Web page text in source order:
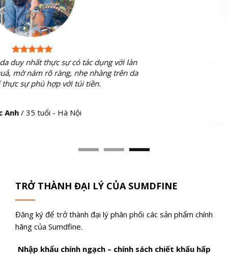
Kem trị nám Sumdfine thực sự là vị cứu tinh của tôi cho làn
da của tôi. Tôi bắt đầu thấy hiệu quả sau 2 tháng sử dụng.
Mọi người nói làn da của tôi sáng lên. Nám tàn nhang cũng
TRỞ THÀNH ĐẠI LÝ CỦA SUMDFINE
Đăng ký để trở thành đại lý phân phối các sản phẩm chính
hãng của Sumdfine.
Nhập khẩu chính ngạch – chính sách chiết khấu hấp